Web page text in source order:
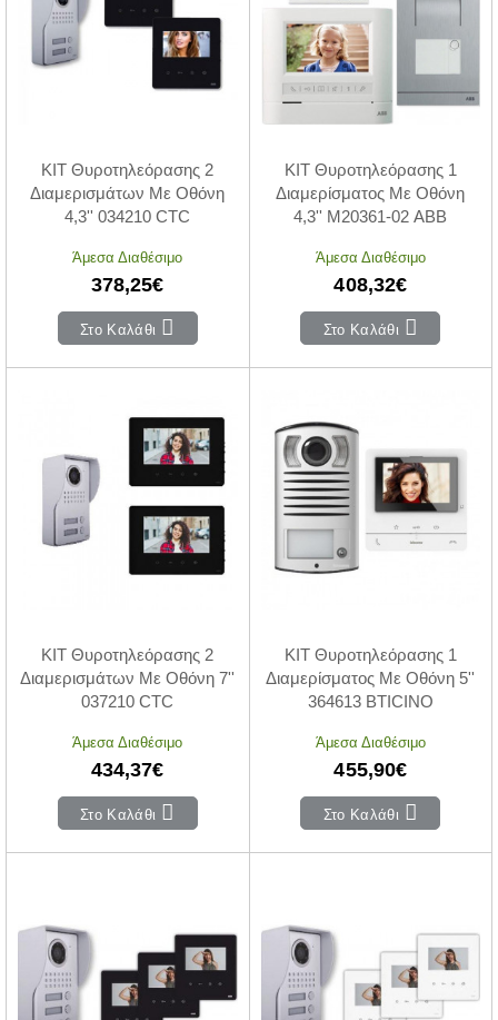
KIT Θυροτηλεόρασης 2
Διαμερισμάτων Με Οθόνη
4,3'' 034210 CTC
Άμεσα Διαθέσιμο
378,25€
Στο Καλάθι
KIT Θυροτηλεόρασης 1
Διαμερίσματος Με Οθόνη
4,3'' M20361-02 ABB
Άμεσα Διαθέσιμο
408,32€
Στο Καλάθι
KIT Θυροτηλεόρασης 2
Διαμερισμάτων Με Οθόνη 7''
037210 CTC
Άμεσα Διαθέσιμο
434,37€
Στο Καλάθι
KIT Θυροτηλεόρασης 1
Διαμερίσματος Με Οθόνη 5''
364613 BTICINO
Άμεσα Διαθέσιμο
455,90€
Στο Καλάθι